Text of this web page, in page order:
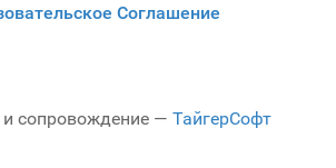
Соглашение
сопровождение — ТайгерСофт